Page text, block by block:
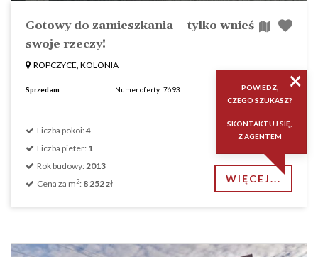
Gotowy do zamieszkania – tylko wnieś
swoje rzeczy!
ROPCZYCE, KOLONIA
Sprzedam Numer oferty: 7693 850 000 zł
Liczba pokoi:4
Liczba pieter: 1
Rok budowy:2013
Cena za m2: 8 252 zł WIĘCEJ...
×
POWIEDZ,
CZEGO SZUKASZ?
SKONTAKTUJ SIĘ,
Z AGENTEM